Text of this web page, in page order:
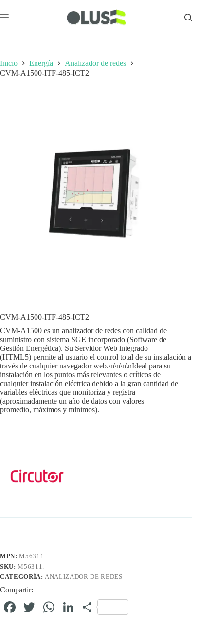
Inicio Energía
Analizador de redes
CVM-A1500-ITF-485-ICT2
CVM-A1500-ITF-485-ICT2
CVM-A1500 es un analizador de redes con calidad de
suministro con sistema SGE incorporado (Software de
Gestión Energética). Su Servidor Web integrado
(HTML5) permite al usuario el control total de su instalación a
través de cualquier navegador web.\n\n\n\nIdeal para su
instalación en los puntos más relevantes o críticos de
cualquier instalación eléctrica debido a la gran cantidad de
variables eléctricas que monitoriza y registra
(aproximadamente un año de datos con valores
promedio, máximos y mínimos).
MPN:M56311.
SKU:M56311.
CATEGORÍA: ANALIZADOR DE REDES
Compartir:
Fa T
W
Li C